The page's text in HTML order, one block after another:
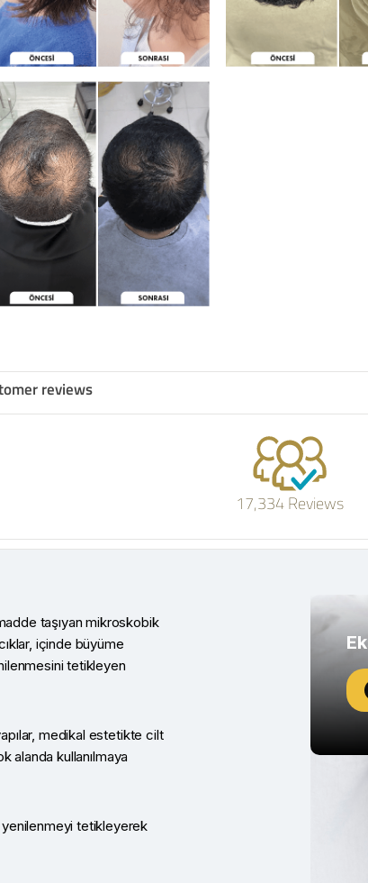
reviews
17,334 Reviews
taşıyan mikroskobik
içinde büyüme
tetikleyen
medikal estetikte cilt
alanda kullanılmaya
tetikleyerek